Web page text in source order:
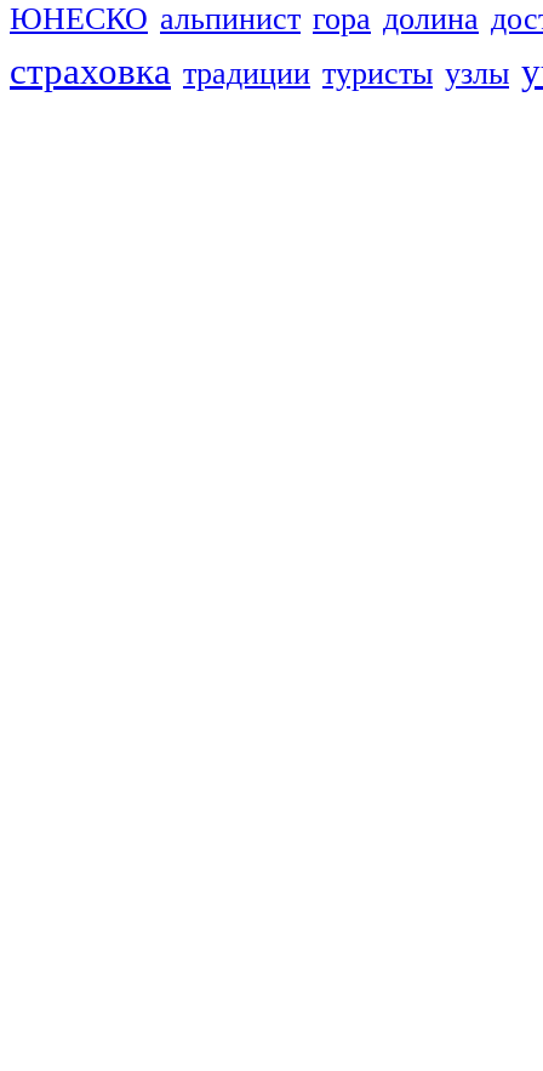
ЮНЕСКО альпинист гора долина
страховка традиции туристы узлы